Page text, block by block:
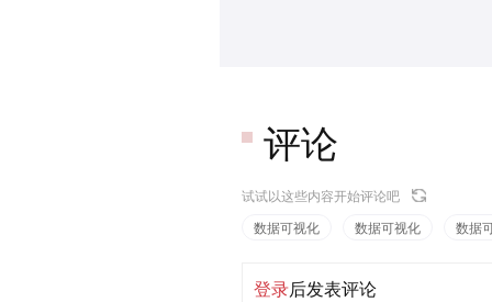
评论
试试以这些内容开始评论吧
数据可视化
数据可视化 数据
登录后发表评论